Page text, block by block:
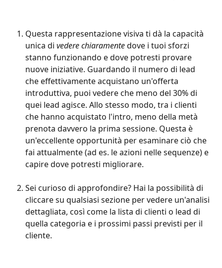
Questa rappresentazione visiva ti dà la capacità
unica di vedere chiaramente dove i tuoi sforzi
stanno funzionando e dove potresti provare
nuove iniziative. Guardando il numero di lead
che effettivamente acquistano un'offerta
introduttiva, puoi vedere che meno del 30% di
quei lead agisce. Allo stesso modo, tra i clienti
che hanno acquistato l'intro, meno della metà
prenota davvero la prima sessione. Questa è
un'eccellente opportunità per esaminare ciò che
fai attualmente (ad es. le azioni nelle sequenze) e
capire dove potresti migliorare.
Sei curioso di approfondire? Hai la possibilità di
cliccare su qualsiasi sezione per vedere un'analisi
dettagliata, così come la lista di clienti o lead di
quella categoria e i prossimi passi previsti per il
cliente.